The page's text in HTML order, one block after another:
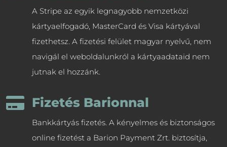
A Stripe az egyik legnagyobb nemzetközi
kártyaelfogadó, MasterCard és Visa kártyával
fizethetsz. A fizetési felület magyar nyelvű, nem
navigál el weboldalunkról a kártyaadataid nem
jutnak el hozzánk.
 Fizetés Barionnal
Bankkártyás fizetés. A kényelmes és biztonságos
online fizetést a Barion Payment Zrt. biztosítja,